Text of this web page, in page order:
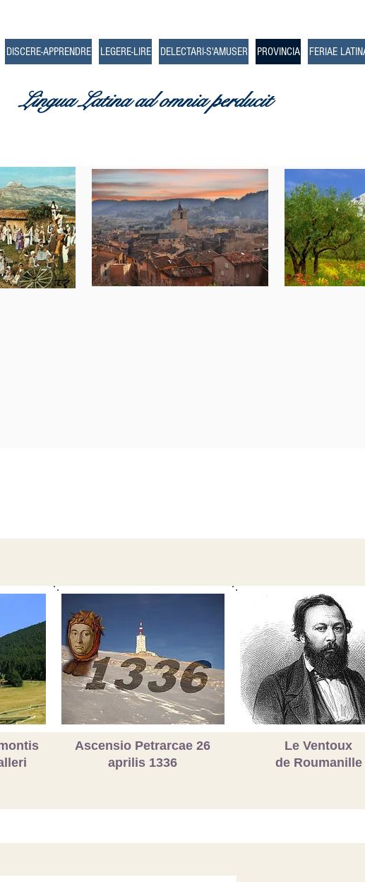
DISCERE-APPRENDRE LEGERE-LIRE DELECTARI-S'AMUSER PROVINCIA FERIAE
Lingua Latina ad omnia perducit
Ascensio Petrarcae 26
aprilis 1336
Le Ventoux
de Roumanille